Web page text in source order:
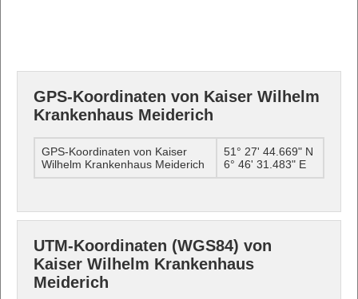
GPS-Koordinaten von Kaiser Wilhelm
Krankenhaus Meiderich
GPS-Koordinaten von Kaiser
Wilhelm Krankenhaus Meiderich
51° 27' 44.669" N
6° 46' 31.483" E
UTM-Koordinaten (WGS84) von
Kaiser Wilhelm Krankenhaus
Meiderich